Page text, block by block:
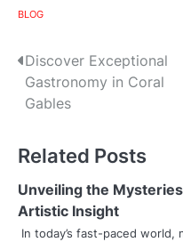
BLOG
P
o
t
n
a
Discover Exceptional
Gastronomy in Coral
Gables
Related Posts
Unveiling the
Artistic Insight
In today’s fast-paced